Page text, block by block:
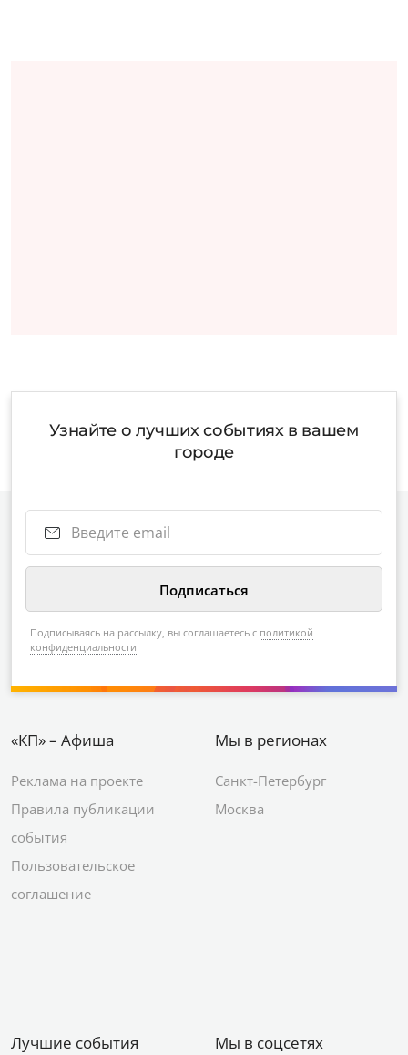
Узнайте о лучших событиях в вашем
городе
Подписываясь на рассылку, вы соглашаетесь с политикой
конфиденциальности
«КП» – Афиша
Реклама на проекте
Правила публикации
события
Пользовательское
соглашение
Мы в регионах
Санкт-Петербург
Москва
Лучшие события Мы в соцсетях